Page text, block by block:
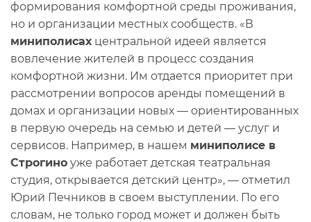
формирования комфортной среды проживания,
но и организации местных сообществ. «В
миниполисахцентральной идеей является
вовлечение жителей в процесс создания
комфортной жизни. Им отдается приоритет при
рассмотрении вопросов аренды помещений в
домах и организации новых — ориентированных
в первую очередь на семью и детей — услуг и
сервисов. Например, в нашем миниполисе в
Строгино уже работает детская театральная
студия, открывается детский центр», — отметил
Юрий Печников в своем выступлении. По его
словам, не только город может и должен быть